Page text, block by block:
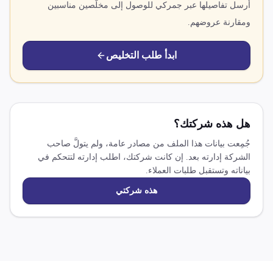
أرسل تفاصيلها عبر جمركي للوصول إلى مخلّصين مناسبين
ومقارنة عروضهم.
ابدأ طلب التخليص
هل هذه شركتك؟
جُمِعت بيانات هذا الملف من مصادر عامة، ولم يتولَّ صاحب
الشركة إدارته بعد. إن كانت شركتك، اطلب إدارته لتتحكم في
بياناته وتستقبل طلبات العملاء.
هذه شركتي